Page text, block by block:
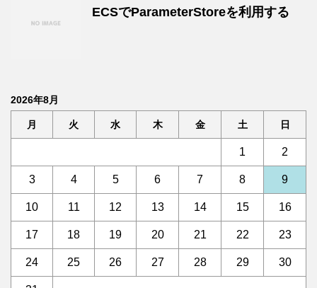
ECSでParameterStoreを利用する
2026年8月
月 火 水 木 金 土 日
1 2
3 4 5 6 7 8 9
10 11 12 13 14 15 16
17 18 19 20 21 22 23
24 25 26 27 28 29 30